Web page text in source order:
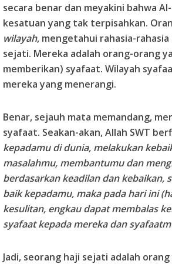
secara benar dan meyakini bahwa
kesatuan yang tak terpisahkan.
wilayah, mengetahui rahasia-
sejati. Mereka adalah orang-orang
memberikan) syafaat. Wilayah
mereka yang menerangi.
Benar, sejauh mata memandang,
syafaat. Seakan-akan, Allah SWT
kepadamu di dunia, melakukan
masalahmu, membantumu dan
berdasarkan keadilan dan kebaikan,
baik kepadamu, maka pada hari ini
kesulitan, engkau dapat membalas
syafaat kepada mereka dan
Jadi, seorang haji sejati adalah